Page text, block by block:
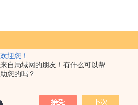
欢迎您！
来自局域网的朋友！有什么可以帮
助您的吗？